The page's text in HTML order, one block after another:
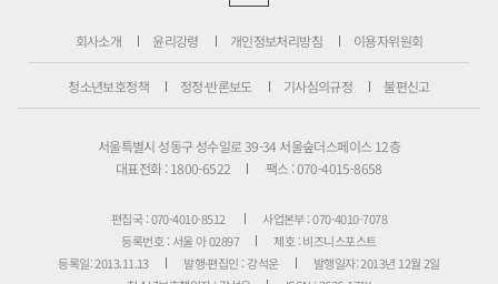
회사소개 윤리강령 개인정보처리방침 이용자위원회
청소년보호정책 정정·반론보도 기사심의규정 불편신고
서울특별시 성동구 성수일로 39-34 서울숲더스페이스 12층
대표전화 : 1800-6522
팩스 : 070-4015-8658
편집국 : 070-4010-8512
사업본부 : 070-4010-7078
등록번호 : 서울 아 02897
제호 : 비즈니스포스트
등록일: 2013.11.13
발행·편집인 : 강석운
발행일자: 2013년 12월 2일